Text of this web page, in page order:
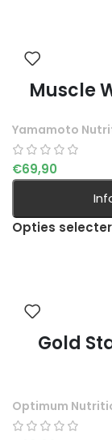
Muscle
Yamamoto
€69,90
Opties
Gold
Optimum